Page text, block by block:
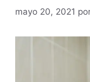
mayo 20, 2021